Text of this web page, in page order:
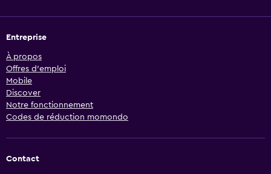
Entreprise
À propos
Offres d’emploi
Mobile
Discover
Notre fonctionnement
Codes de réduction momondo
Contact